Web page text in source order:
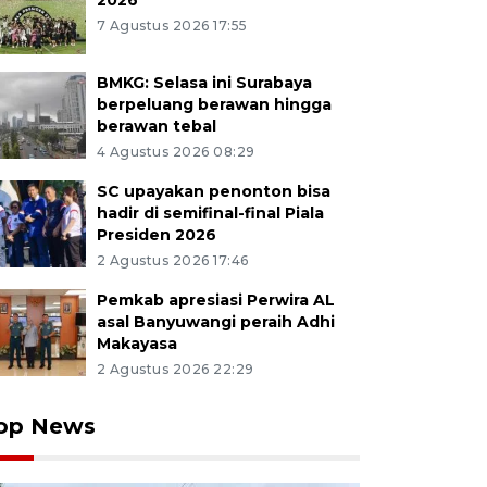
7 Agustus 2026 17:55
BMKG: Selasa ini Surabaya
berpeluang berawan hingga
berawan tebal
4 Agustus 2026 08:29
SC upayakan penonton bisa
hadir di semifinal-final Piala
Presiden 2026
2 Agustus 2026 17:46
Pemkab apresiasi Perwira AL
asal Banyuwangi peraih Adhi
Makayasa
2 Agustus 2026 22:29
News